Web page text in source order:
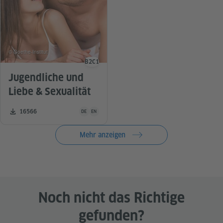
Jugendliche und
Liebe & Sexualität
Zahl der Downloads:
16566 Unterrichtsmaterial ist in folgenden Sprachen
DE EN
© Goethe-Institut
Sprachniveau
B2C1
Mehr anzeigen
Noch nicht das Richtige
gefunden?